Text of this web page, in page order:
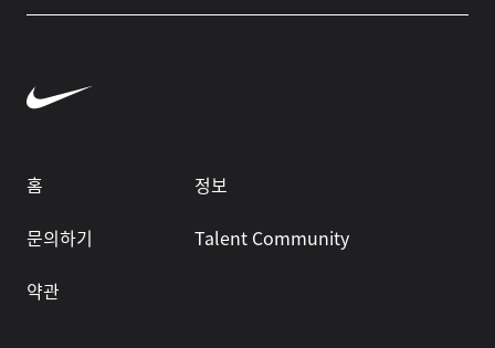
홈
정보
문의하기
Talent Community
약관